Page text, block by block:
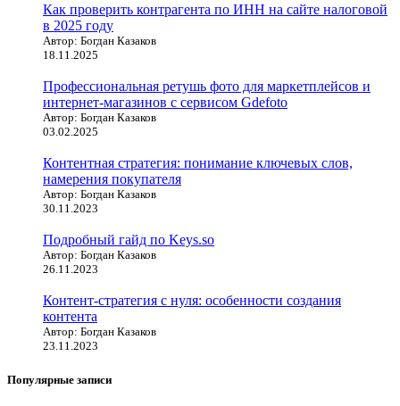
Как проверить контрагента по ИНН на сайте налоговой
в 2025 году
Автор: Богдан Казаков
18.11.2025
Профессиональная ретушь фото для маркетплейсов и
интернет-магазинов с сервисом Gdefoto
Автор: Богдан Казаков
03.02.2025
Контентная стратегия: понимание ключевых слов,
намерения покупателя
Автор: Богдан Казаков
30.11.2023
Подробный гайд по Keys.so
Автор: Богдан Казаков
26.11.2023
Контент-стратегия с нуля: особенности создания
контента
Автор: Богдан Казаков
23.11.2023
Популярные записи